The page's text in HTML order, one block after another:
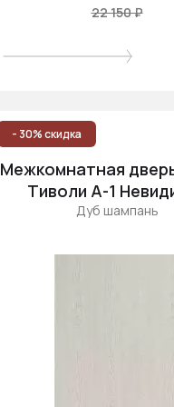
22 150 ₽
- 30% скидка
Межкомнатная
Тиволи А-1
Дуб шампань